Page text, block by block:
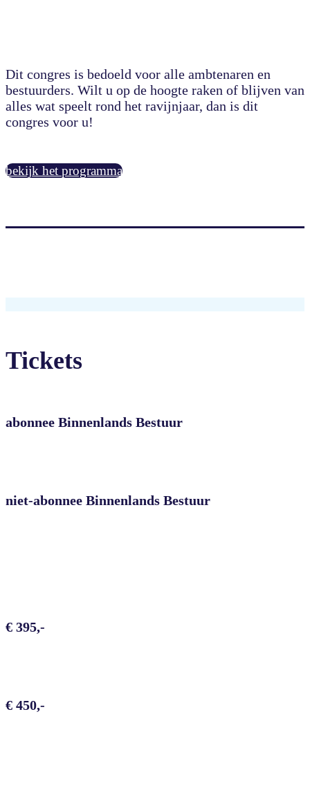
Dit congres is bedoeld voor alle ambtenaren en
bestuurders. Wilt u op de hoogte raken of blijven van
alles wat speelt rond het ravijnjaar, dan is dit
congres voor u!
bekijk het programma
Tickets
abonnee Binnenlands Bestuur
niet-abonnee Binnenlands Bestuur
€ 395,-
€ 450,-